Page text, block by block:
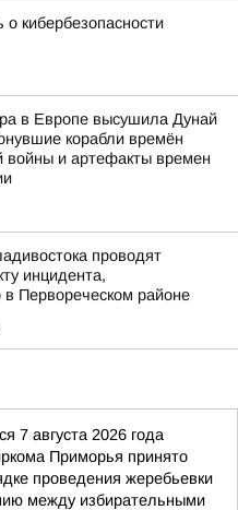
о кибербезопасности
в Европе высушила Дунай
корабли времён
войны и артефакты времен
проводят
инцидента,
Первореческом районе
7 августа 2026 года
Приморья принято
проведения жеребьевки
между избирательными